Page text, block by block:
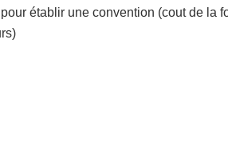
établir une convention (cout de la